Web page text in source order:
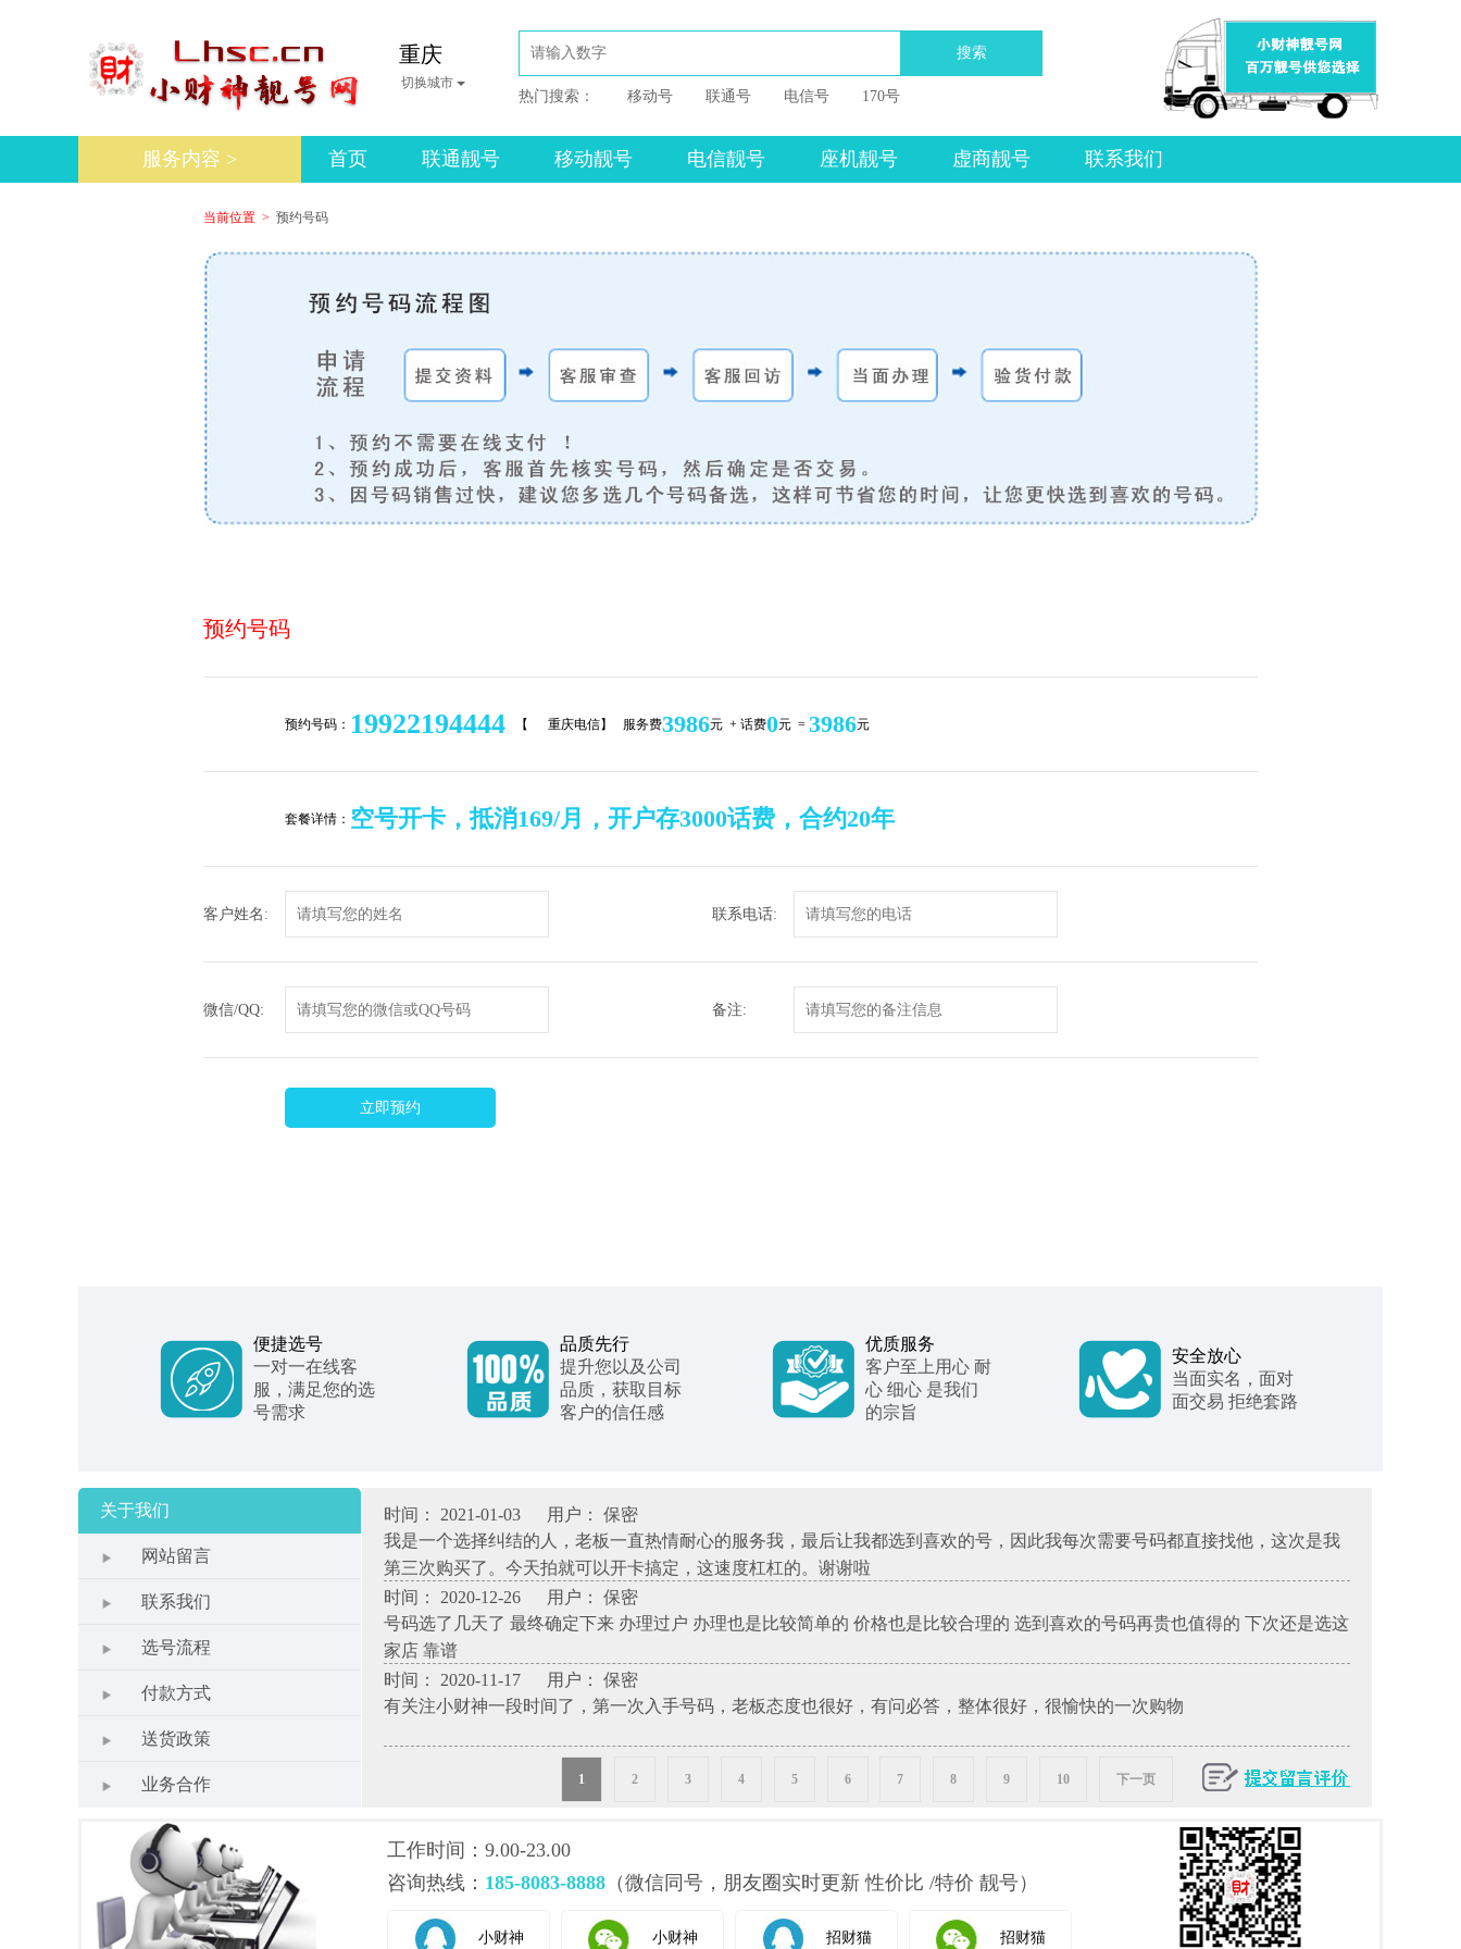
重庆
切换城市
搜索
热门搜索： 移动号 联通号 电信号 170号
服务内容 > 首页 联通靓号 移动靓号 电信靓号 座机靓号 虚商靓号 联系我们
当前位置 > 预约号码
预约号码
预约号码： 19922194444 【 重庆电信】 服务费3986元 + 话费0元 = 3986元
套餐详情： 空号开卡，抵消169/月，开户存3000话费，合约20年
客户姓名: 联系电话:
微信/QQ: 备注:
立即预约
便捷选号
一对一在线客
服，满足您的选
号需求
品质先行
提升您以及公司
品质，获取目标
客户的信任感
优质服务
客户至上用心 耐
心 细心 是我们
的宗旨
安全放心
当面实名，面对
面交易 拒绝套路
关于我们
网站留言
联系我们
选号流程
付款方式
送货政策
业务合作
时间： 2021-01-03
用户： 保密
我是一个选择纠结的人，老板一直热情耐心的服务我，最后让我都选到喜欢的号，因此我每次需要号码都直接找他，这次是我
第三次购买了。今天拍就可以开卡搞定，这速度杠杠的。谢谢啦
时间： 2020-12-26
用户： 保密
号码选了几天了 最终确定下来 办理过户 办理也是比较简单的 价格也是比较合理的 选到喜欢的号码再贵也值得的 下次还是选这
家店 靠谱
时间： 2020-11-17
用户： 保密
有关注小财神一段时间了，第一次入手号码，老板态度也很好，有问必答，整体很好，很愉快的一次购物
1 2 3 4 5 6 7 8 9 10 下一页
工作时间：9.00-23.00
咨询热线： 185-8083-8888 （微信同号，朋友圈实时更新 性价比 /特价 靓号）
小财神 小财神 招财猫 招财猫